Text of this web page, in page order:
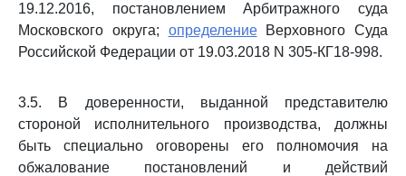
19.12.2016, постановлением Арбитражного суда
Московского округа; определениеВерховного Суда
Российской Федерации от 19.03.2018 N 305-КГ18-998.
3.5. В доверенности, выданной представителю
стороной исполнительного производства, должны
быть специально оговорены его полномочия на
обжалование постановлений и действий